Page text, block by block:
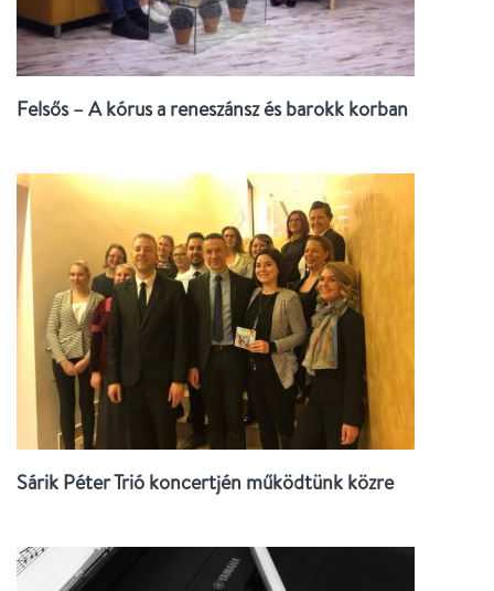
Felsős – A kórus a reneszánsz és barokk korban
Sárik Péter Trió koncertjén működtünk közre